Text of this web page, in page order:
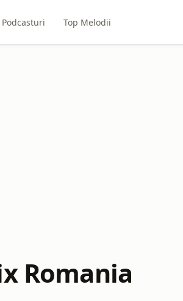
Podcasturi Top Melodii
Romania